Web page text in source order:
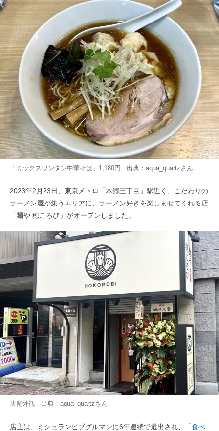
「ミックスワンタン中華そば」1,180円 出典： aqua_quartzさん
2023年2月23日、東京メトロ「本郷三丁目」駅近く、こだわりの
ラーメン屋が集うエリアに、ラーメン好きを楽しませてくれる店
「麺や 穂ころび」がオープンしました。
店舗外観 出典： aqua_quartzさん
店主は、ミシュランビブグルマンに6年連続で選出され、「食べ